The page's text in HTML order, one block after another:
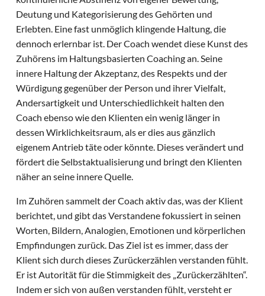
Deutung und Kategorisierung des Gehörten und
Erlebten. Eine fast unmöglich klingende Haltung, die
dennoch erlernbar ist. Der Coach wendet diese Kunst des
Zuhörens im Haltungsbasierten Coaching an. Seine
innere Haltung der Akzeptanz, des Respekts und der
Würdigung gegenüber der Person und ihrer Vielfalt,
Andersartigkeit und Unterschiedlichkeit halten den
Coach ebenso wie den Klienten ein wenig länger in
dessen Wirklichkeitsraum, als er dies aus gänzlich
eigenem Antrieb täte oder könnte. Dieses verändert und
fördert die Selbstaktualisierung und bringt den Klienten
näher an seine innere Quelle.
Im Zuhören sammelt der Coach aktiv das, was der Klient
berichtet, und gibt das Verstandene fokussiert in seinen
Worten, Bildern, Analogien, Emotionen und körperlichen
Empfindungen zurück. Das Ziel ist es immer, dass der
Klient sich durch dieses Zurückerzählen verstanden fühlt.
Er ist Autorität für die Stimmigkeit des „Zurückerzählten“.
Indem er sich von außen verstanden fühlt, versteht er